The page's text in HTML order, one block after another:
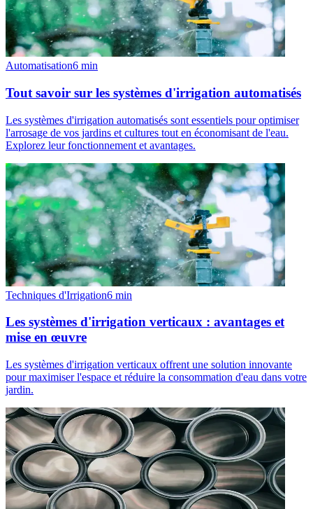
Automatisation6 min
Tout savoir sur les systèmes d'irrigation automatisés
Les systèmes d'irrigation automatisés sont essentiels pour optimiser
l'arrosage de vos jardins et cultures tout en économisant de l'eau.
Explorez leur fonctionnement et avantages.
Techniques d'Irrigation6 min
Les systèmes d'irrigation verticaux : avantages et
mise en œuvre
Les systèmes d'irrigation verticaux offrent une solution innovante
pour maximiser l'espace et réduire la consommation d'eau dans votre
jardin.